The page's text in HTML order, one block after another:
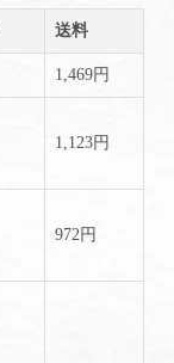
送料
1,469円
1,123円
972円